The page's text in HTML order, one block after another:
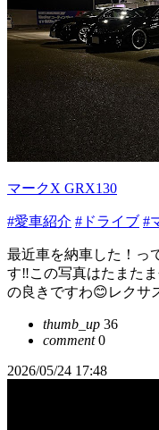
マークX GRX130
#愛車紹介 #ドライブ #
最近車を納車した！っ
す‼️この写真はたまた
の良きですわ😊レクサ
thumb_up 36
comment0
2026/05/24 17:48